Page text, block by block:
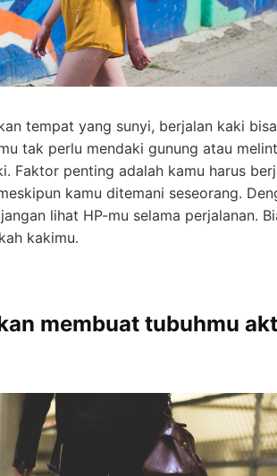
tempat yang sunyi, berjalan kaki bisa
tak perlu mendaki gunung atau
Faktor penting adalah kamu harus
kamu ditemani seseorang.
lihat HP-mu selama perjalanan.
kakimu.
membuat tubuhmu